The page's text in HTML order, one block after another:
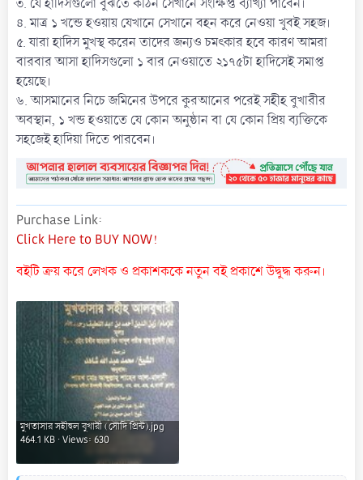
৩. যে হাদিসগুলো বুঝতে কঠিন সেখানে সংক্ষিপ্ত ব্যাখ্যা পাবেন।
৪. মাত্র ১ খন্ডে হওয়ায় যেখানে সেখানে বহন করে নেওয়া খুবই সহজ।
৫. যারা হাদিস মুখস্থ করেন তাদের জন্যও চমৎকার হবে কারণ আমরা
বারবার আসা হাদিসগুলো ১ বার নেওয়াতে ২১৭৫টা হাদিসেই সমাপ্ত
হয়েছে।
৬. আসমানের নিচে জমিনের উপরে কুরআনের পরেই সহীহ বুখারীর
অবস্থান, ১ খন্ড হওয়াতে যে কোন অনুষ্ঠান বা যে কোন প্রিয় ব্যক্তিকে
সহজেই হাদিয়া দিতে পারবেন।
Purchase Link
Click Here to BUY NOW!
বইটি ক্রয় করে লেখক ও প্রকাশককে নতুন বই প্রকাশে উদ্বুদ্ধ করুন।
মুখতাসার সহীহুল বুখারী (সৌদি প্রিন্ট).jpg
464.1 KB · Views: 630